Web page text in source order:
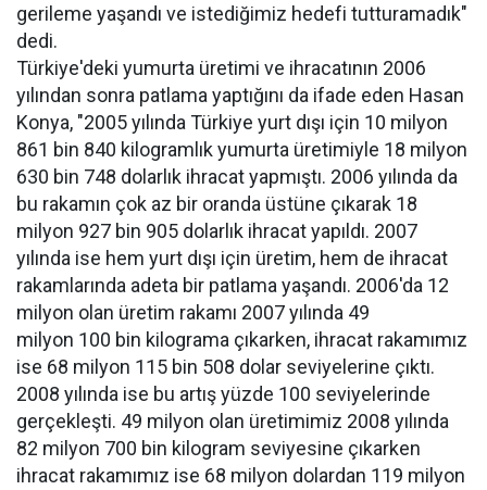
gerileme yaşandı ve istediğimiz hedefi tutturamadık"
dedi.
Türkiye'deki yumurta üretimi ve ihracatının 2006
yılından sonra patlama yaptığını da ifade eden Hasan
Konya, "2005 yılında Türkiye yurt dışı için 10 milyon
861 bin 840 kilogramlık yumurta üretimiyle 18 milyon
630 bin 748 dolarlık ihracat yapmıştı. 2006 yılında da
bu rakamın çok az bir oranda üstüne çıkarak 18
milyon 927 bin 905 dolarlık ihracat yapıldı. 2007
yılında ise hem yurt dışı için üretim, hem de ihracat
rakamlarında adeta bir patlama yaşandı. 2006'da 12
milyon olan üretim rakamı 2007 yılında 49
milyon 100 bin kilograma çıkarken, ihracat rakamımız
ise 68 milyon 115 bin 508 dolar seviyelerine çıktı.
2008 yılında ise bu artış yüzde 100 seviyelerinde
gerçekleşti. 49 milyon olan üretimimiz 2008 yılında
82 milyon 700 bin kilogram seviyesine çıkarken
ihracat rakamımız ise 68 milyon dolardan 119 milyon